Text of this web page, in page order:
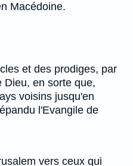
Macédoine.
et des prodiges, par
Dieu, en sorte que,
voisins jusqu'en
l'Evangile de
vers ceux qui